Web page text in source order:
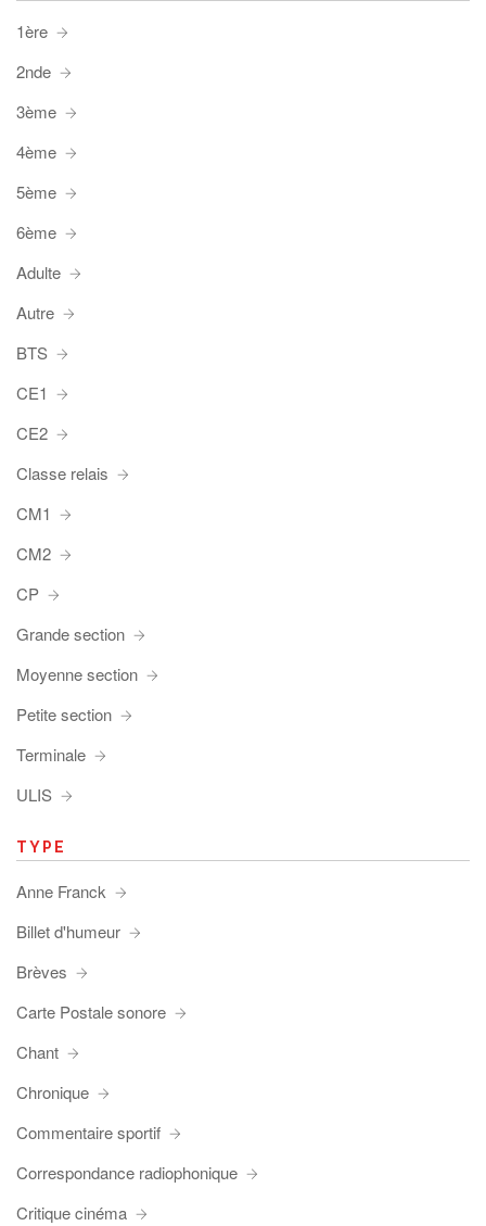
1ère
2nde
3ème
4ème
5ème
6ème
Adulte
Autre
BTS
CE1
CE2
Classe relais
CM1
CM2
CP
Grande section
Moyenne section
Petite section
Terminale
ULIS
TYPE
Anne Franck
Billet d'humeur
Brèves
Carte Postale sonore
Chant
Chronique
Commentaire sportif
Correspondance radiophonique
Critique cinéma